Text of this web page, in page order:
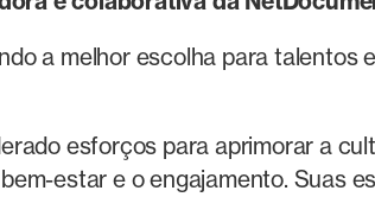
a melhor escolha para talentos
esforços para aprimorar a
estar e o engajamento. Suas